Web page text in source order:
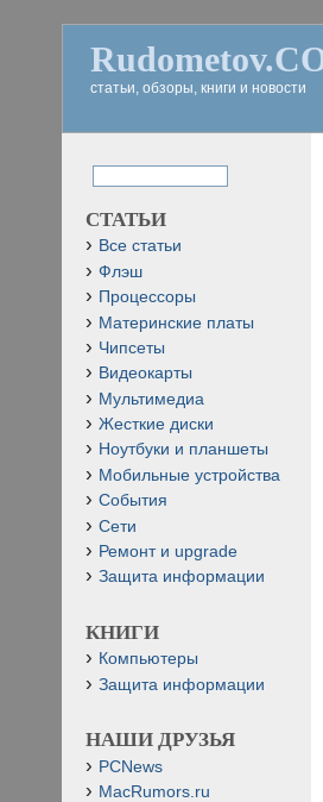
статьи, обзоры, книги и новости
СТАТЬИ
Все статьи
Флэш
Процессоры
Материнские платы
Чипсеты
Видеокарты
Мультимедиа
Жесткие диски
Ноутбуки и планшеты
Мобильные устройства
События
Сети
Ремонт и upgrade
Защита информации
КНИГИ
Компьютеры
Защита информации
НАШИ ДРУЗЬЯ
PCNews
MacRumors.ru